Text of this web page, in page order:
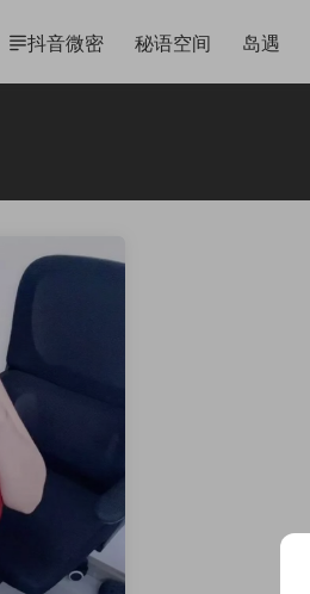
抖音微密 秘语空间 岛遇